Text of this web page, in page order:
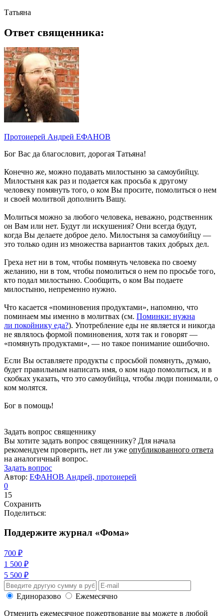
Татьяна
Ответ священника:
Протоиерей Андрей ЕФАНОВ
Бог Вас да благословит, дорогая Татьяна!
Конечно же, можно подавать милостыню за самоубийцу.
Милостыня как раз и подается как просьба к другому
человеку помянуть того, о ком Вы просите, помолиться о нем
и своей молитвой дополнить Вашу.
Молиться можно за любого человека, неважно, родственник
он Вам или нет. Будут ли искушения? Они всегда будут,
когда Вы делаете доброе дело. Милостыня за самоубийцу —
это только один из множества вариантов таких добрых дел.
Греха нет ни в том, чтобы помянуть человека по своему
желанию, ни в том, чтобы помолиться о нем по просьбе того,
кто подал милостыню. Сообщить, о ком Вы подаете
милостыню, непременно нужно.
Что касается «поминовения продуктами», напомню, что
поминаем мы именно в молитвах (см. Поминки: нужна
ли покойнику еда?). Употребление еды не является и никогда
не являлось формой поминовения, хотя так и говорят —
«помянуть продуктами», — но такое понимание ошибочно.
Если Вы оставляете продукты с просьбой помянуть, думаю,
будет правильным написать имя, о ком надо помолиться, и в
скобках указать, что это самоубийца, чтобы люди понимали, о
ком молятся.
Бог в помощь!
Задать вопрос священнику
Вы хотите задать вопрос священнику? Для начала
рекомендуем проверить, нет ли уже опубликованного ответа
на аналогичный вопрос.
Задать вопрос
Автор: ЕФАНОВ Андрей, протоиерей
0
15
Сохранить
Поделиться:
Поддержите журнал «Фома»
700 ₽
1 500 ₽
5 500 ₽
Единоразово
Ежемесячно
Отменить ежемесячное пожертвование вы можете в любой